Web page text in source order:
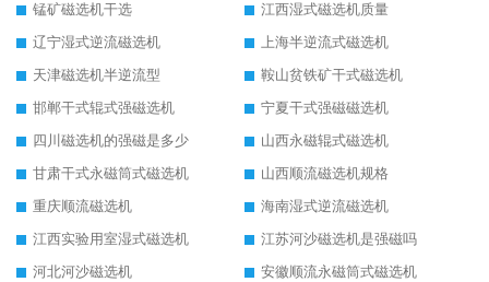
锰矿磁选机干选
江西湿式磁选机质量
辽宁湿式逆流磁选机
上海半逆流式磁选机
天津磁选机半逆流型
鞍山贫铁矿干式磁选机
邯郸干式辊式强磁选机
宁夏干式强磁磁选机
四川磁选机的强磁是多少
山西永磁辊式磁选机
甘肃干式永磁筒式磁选机
山西顺流磁选机规格
重庆顺流磁选机
海南湿式逆流磁选机
江西实验用室湿式磁选机
江苏河沙磁选机是强磁吗
河北河沙磁选机
安徽顺流永磁筒式磁选机